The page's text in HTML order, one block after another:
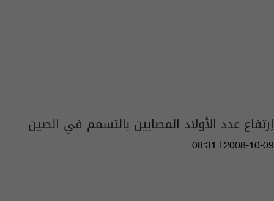
إرتفاع عدد الأولاد المصابين بالتسمم في الصين
08:31 | 2008-10-09